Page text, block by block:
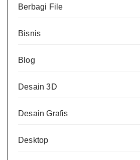
Berbagi File
Bisnis
Blog
Desain 3D
Desain Grafis
Desktop